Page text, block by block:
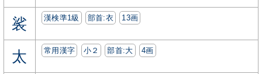
裟 漢検準1級 部首:⾐ 13画
太 常用漢字 小２ 部首:⼤ 4画